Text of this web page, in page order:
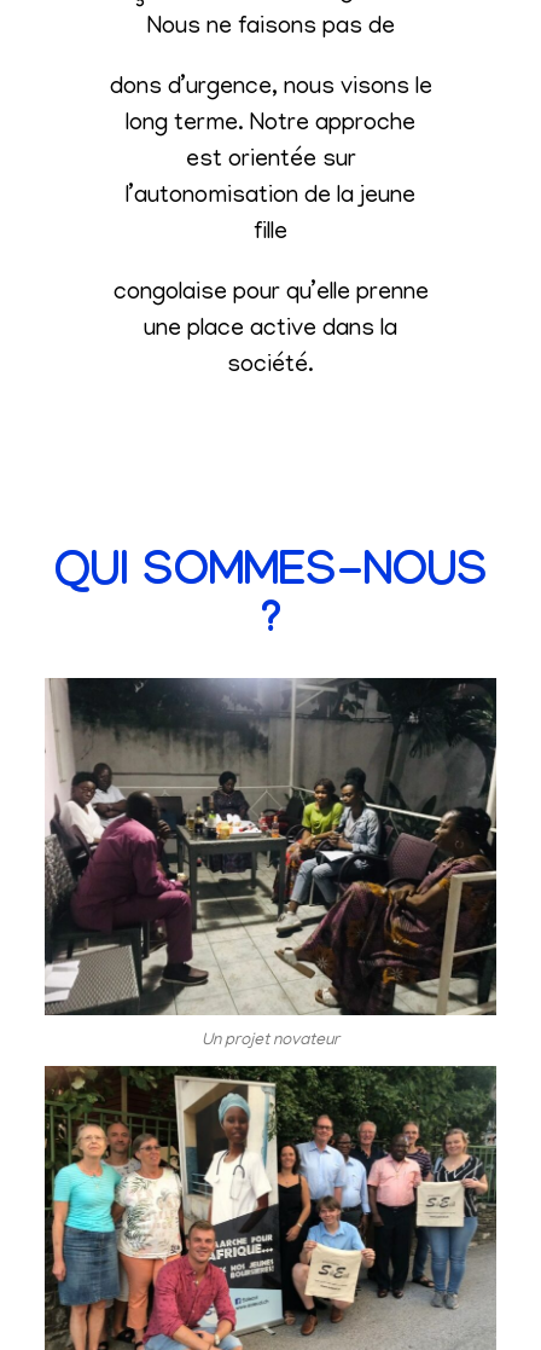
Nous ne faisons pas de
dons d’urgence, nous visons le
long terme. Notre approche
est orientée sur
l’autonomisation de la jeune
fille
congolaise pour qu’elle prenne
une place active dans la
société.
QUI SOMMES-NOUS
?
Un projet novateur